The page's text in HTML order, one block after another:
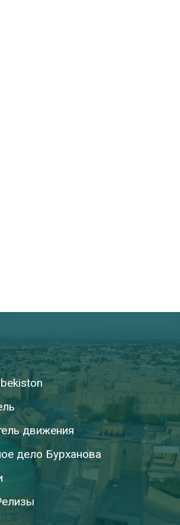
движения
дело Бурханова